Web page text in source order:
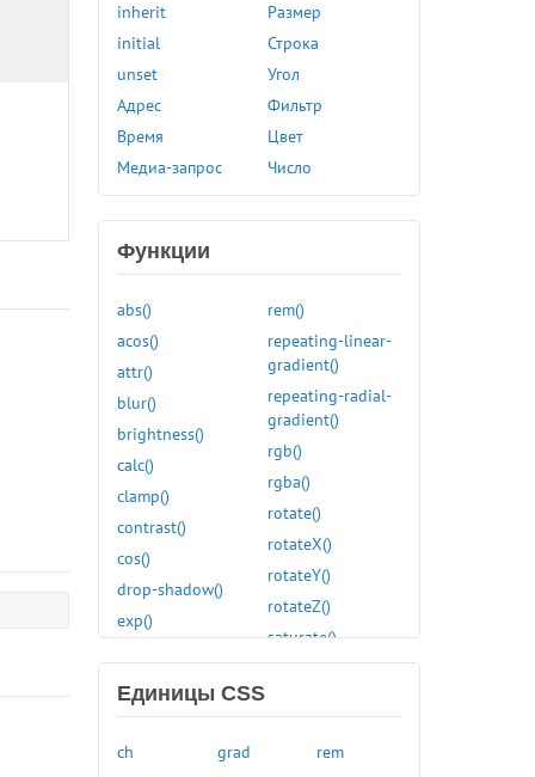
border-top-style
border-top-width
border-width
box-decoration-break
box-shadow
box-sizing
caption-side
caret-color
clear
clip
clip-path
color
color-scheme
column-count
column-fill
column-gap
column-rule-style
column-rule-width
inherit
initial
unset
Адрес
Время
Медиа-запрос
Размер
Строка
Угол
Фильтр
Цвет
Число
Функции
abs()
acos()
attr()
blur()
brightness()
calc()
clamp()
contrast()
cos()
drop-shadow()
exp()
hsl()
hue-rotate()
hwb()
rem()
repeating-linear-
gradient()
repeating-radial-
gradient()
rgb()
rgba()
rotate()
rotateX()
rotateY()
rotateZ()
saturate()
scale()
scaleZ()
Единицы CSS
ch
grad
rem